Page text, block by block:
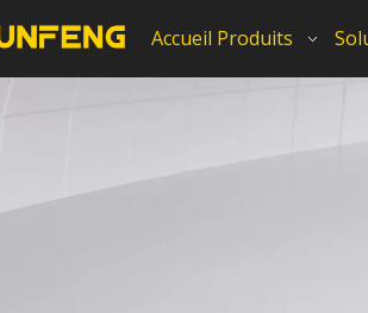
Accueil Produits